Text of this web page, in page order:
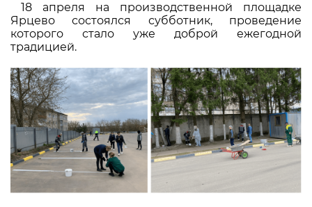
18 апреля на производственной площадке
Ярцево состоялся субботник, проведение
которого стало уже доброй ежегодной
традицией.